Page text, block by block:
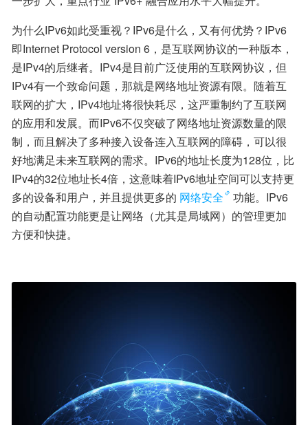
为什么IPv6如此受重视？IPv6是什么，又有何优势？IPv6
即Internet Protocol version 6，是互联网协议的一种版本，
是IPv4的后继者。IPv4是目前广泛使用的互联网协议，但
IPv4有一个致命问题，那就是网络地址资源有限。随着互
联网的扩大，IPv4地址将很快耗尽，这严重制约了互联网
的应用和发展。而IPv6不仅突破了网络地址资源数量的限
制，而且解决了多种接入设备连入互联网的障碍，可以很
好地满足未来互联网的需求。IPv6的地址长度为128位，比
IPv4的32位地址长4倍，这意味着IPv6地址空间可以支持更
多的设备和用户，并且提供更多的 网络安全
功能。IPv6
的自动配置功能更是让网络（尤其是局域网）的管理更加
方便和快捷。